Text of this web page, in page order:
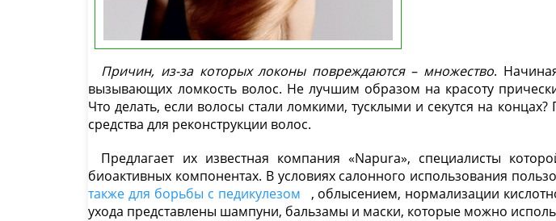
Причин, из-за которых локоны повреждаются – множество.
вызывающих ломкость волос. Не лучшим образом на красоту
Что делать, если волосы стали ломкими, тусклыми и секутся на
средства для реконструкции волос.
Предлагает их известная компания «Napura», специалисты
биоактивных компонентах. В условиях салонного использования
также для борьбы с педикулезом
, облысением, нормализации
ухода представлены шампуни, бальзамы и маски, которые можно